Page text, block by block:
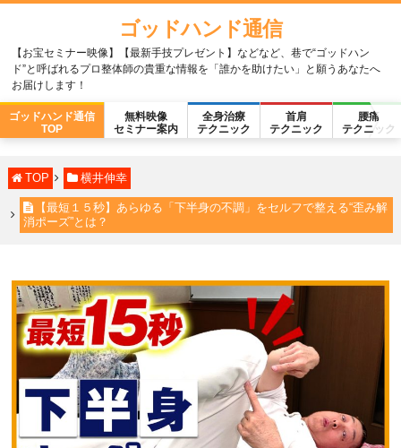
ゴッドハンド通信
【お宝セミナー映像】【最新手技プレゼント】などなど、巷で“ゴッドハン
ド”と呼ばれるプロ整体師の貴重な情報を「誰かを助けたい」と願うあなたへ
お届けします！
ゴッドハンド通信
TOP
無料映像
セミナー案内
全身治療
テクニック
首肩
テクニック
腰痛
テクニック
TOP 横井伸幸
【最短１５秒】あらゆる「下半身の不調」をセルフで整える“歪み解
消ポーズ”とは？